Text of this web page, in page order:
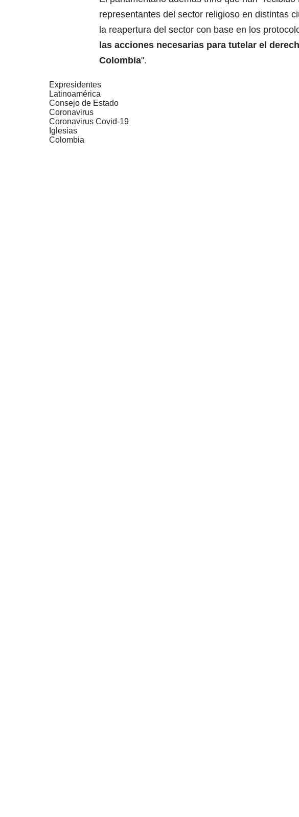
representantes del sector religioso en distintas
la reapertura del sector con base en los
las acciones necesarias para tutelar el
Colombia".
Expresidentes
Latinoamérica
Consejo de Estado
Coronavirus
Coronavirus Covid-19
Iglesias
Colombia